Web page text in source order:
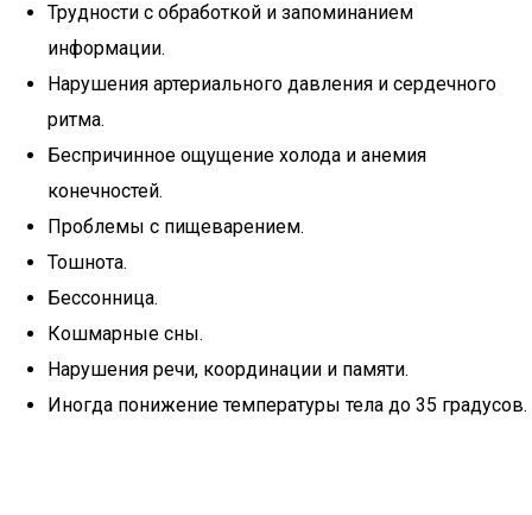
Трудности с обработкой и запоминанием
информации.
Нарушения артериального давления и сердечного
ритма.
Беспричинное ощущение холода и анемия
конечностей.
Проблемы с пищеварением.
Тошнота.
Бессонница.
Кошмарные сны.
Нарушения речи, координации и памяти.
Иногда понижение температуры тела до 35 градусов.